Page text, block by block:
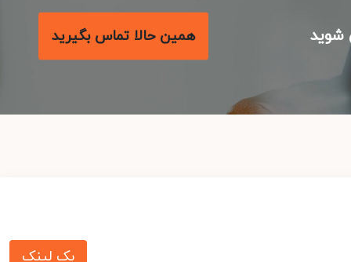
همین حالا تماس بگیرید
بک لینک